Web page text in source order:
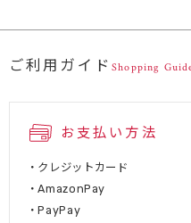
ご利用ガイドShopping
お支払い方法
・クレジットカード
・AmazonPay
・PayPay